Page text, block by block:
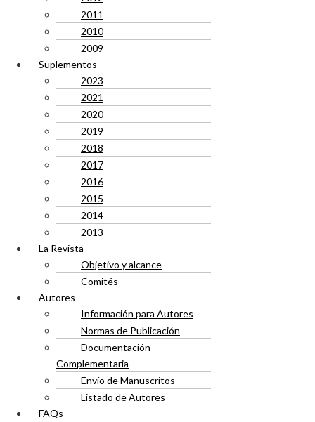
2011
2010
2009
Suplementos
2023
2021
2020
2019
2018
2017
2016
2015
2014
2013
La Revista
Objetivo y alcance
Comités
Autores
Información para Autores
Normas de Publicación
Documentación
Complementaria
Envío de Manuscritos
Listado de Autores
FAQs